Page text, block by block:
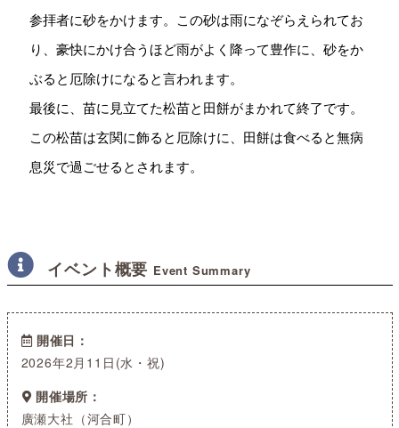
参拝者に砂をかけます。この砂は雨になぞらえられてお
り、豪快にかけ合うほど雨がよく降って豊作に、砂をか
ぶると厄除けになると言われます。
最後に、苗に見立てた松苗と田餅がまかれて終了です。
この松苗は玄関に飾ると厄除けに、田餅は食べると無病
息災で過ごせるとされます。
イベント概要 Event Summary
開催日
2026年2月11日(水・祝)
開催場所
廣瀬大社（河合町）